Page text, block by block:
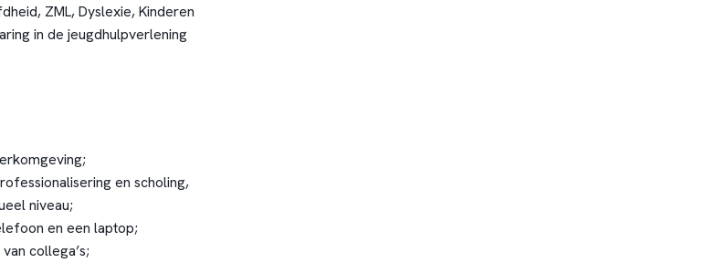
ZML, Dyslexie, Kinderen
in de jeugdhulpverlening
en scholing,
niveau;
en een laptop;
collega’s;